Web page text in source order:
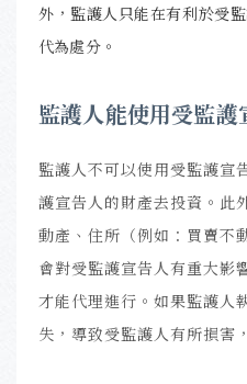
外，監護人只能在有利於受
代為處分。
監護人能使用受監護
監護人不可以使用受監護宣
護宣告人的財產去投資。此
動產、住所（例如：買賣不
會對受監護宣告人有重大影
才能代理進行。如果監護人
失，導致受監護人有所損害